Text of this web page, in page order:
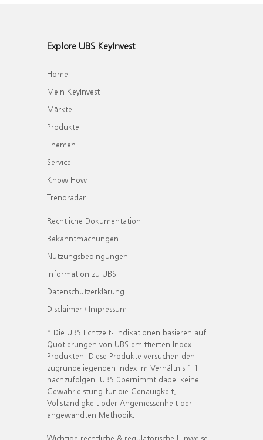
Explore UBS KeyInvest
Home
Mein KeyInvest
Märkte
Produkte
Themen
Service
Know How
Trendradar
Rechtliche Dokumentation
Bekanntmachungen
Nutzungsbedingungen
Information zu UBS
Datenschutzerklärung
Disclaimer / Impressum
* Die UBS Echtzeit- Indikationen basieren auf
Quotierungen von UBS emittierten Index-
Produkten. Diese Produkte versuchen den
zugrundeliegenden Index im Verhältnis 1:1
nachzufolgen. UBS übernimmt dabei keine
Gewährleistung für die Genauigkeit,
Vollständigkeit oder Angemessenheit der
angewandten Methodik.